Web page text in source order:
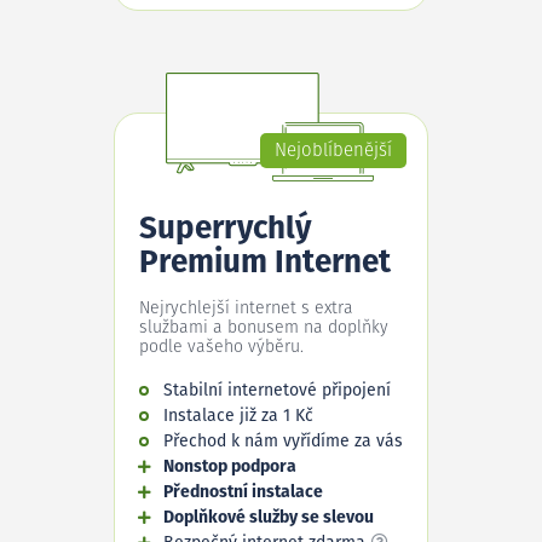
Nejoblíbenější
Superrychlý
Premium Internet
Nejrychlejší internet s extra
službami a bonusem na doplňky
podle vašeho výběru.
Stabilní internetové připojení
Instalace již za 1 Kč
Přechod k nám vyřídíme za vás
Nonstop podpora
Přednostní instalace
Doplňkové služby se slevou